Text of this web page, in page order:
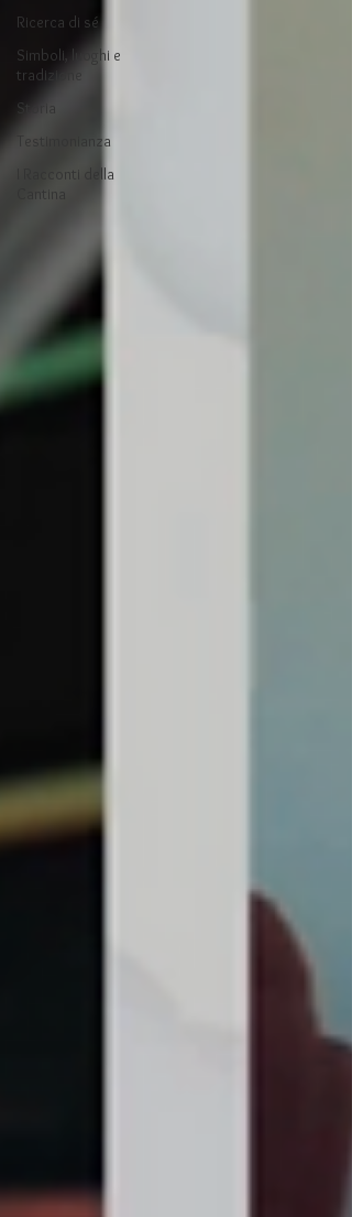
Ricerca di sé
Simboli, luoghi e
tradizione
Storia
Testimonianza
I Racconti della
Cantina